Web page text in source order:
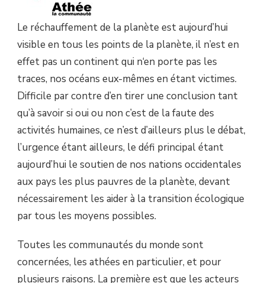
Le réchauffement de la planète est aujourd’hui
visible en tous les points de la planète, il n’est en
effet pas un continent qui n‘en porte pas les
traces, nos océans eux-mêmes en étant victimes.
Difficile par contre d’en tirer une conclusion tant
qu’à savoir si oui ou non c’est de la faute des
activités humaines, ce n’est d’ailleurs plus le débat,
l’urgence étant ailleurs, le défi principal étant
aujourd’hui le soutien de nos nations occidentales
aux pays les plus pauvres de la planète, devant
nécessairement les aider à la transition écologique
par tous les moyens possibles.
Toutes les communautés du monde sont
concernées, les athées en particulier, et pour
plusieurs raisons. La première est que les acteurs